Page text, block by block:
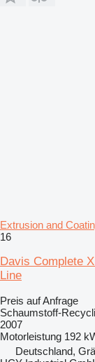
Extrusion and
16
Davis Complete
Line
Preis auf Anfrage
Schaumstoff-
2007
Motorleistung 192
Deutschland,